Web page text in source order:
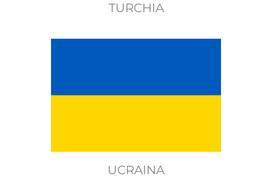
TURCHIA
UCRAINA